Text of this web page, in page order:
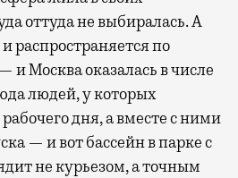
оттуда не выбиралась. А
распространяется по
Москва оказалась в числе
людей, у которых
дня, а вместе с ними
— и вот бассейн в парке с
не курьезом, а точным